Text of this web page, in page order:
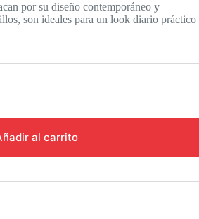
por su diseño contemporáneo y
son ideales para un look diario práctico
al carrito